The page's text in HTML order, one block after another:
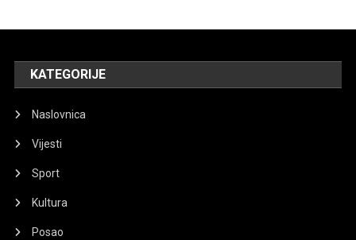
KATEGORIJE
Naslovnica
Vijesti
Sport
Kultura
Posao